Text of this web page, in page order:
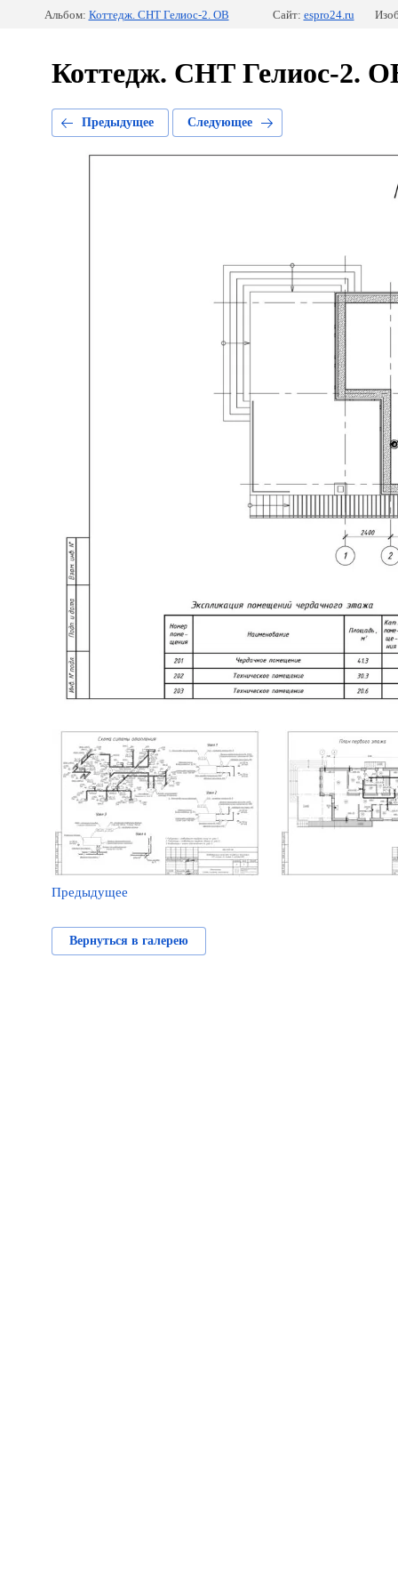
Альбом: Коттедж. СНТ Гелиос-2. ОВ Сайт: espro24.ru
Коттедж. СНТ Гелиос-2.
Предыдущее Следующее
Предыдущее
Вернуться в галерею